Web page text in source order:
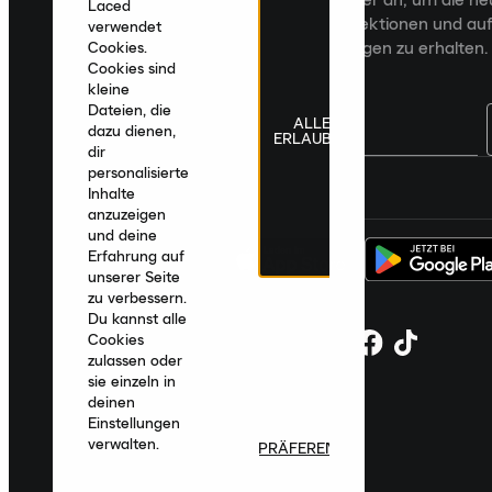
Veröffentlichungen, kuratierte Kollektionen und
zugeschnittene Produktempfehlungen zu erhalten.
Laced
verwendet
Cookies.
Cookies sind
kleine
Dateien, die
dazu dienen,
dir
personalisierte
Inhalte
anzuzeigen
und deine
Erfahrung auf
unserer Seite
zu verbessern.
Du kannst alle
Cookies
zulassen oder
sie einzeln in
deinen
Einstellungen
verwalten.
ALLE
ERLAUBEN
PRÄFERENZEN